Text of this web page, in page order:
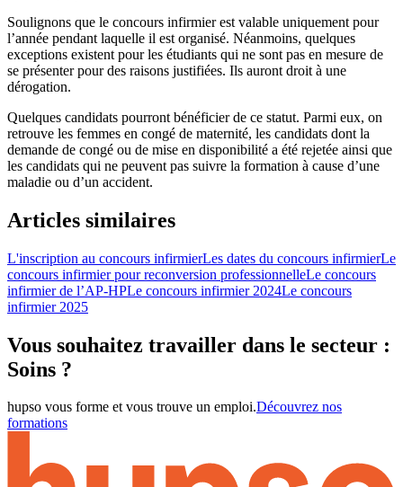
Soulignons que le concours infirmier est valable uniquement pour
l’année pendant laquelle il est organisé. Néanmoins, quelques
exceptions existent pour les étudiants qui ne sont pas en mesure de
se présenter pour des raisons justifiées. Ils auront droit à une
dérogation.
Quelques candidats pourront bénéficier de ce statut. Parmi eux, on
retrouve les femmes en congé de maternité, les candidats dont la
demande de congé ou de mise en disponibilité a été rejetée ainsi que
les candidats qui ne peuvent pas suivre la formation à cause d’une
maladie ou d’un accident.
Articles similaires
L'inscription au concours infirmierLes dates du concours infirmierLe
concours infirmier pour reconversion professionnelleLe concours
infirmier de l’AP-HPLe concours infirmier 2024Le concours
infirmier 2025
Vous souhaitez travailler dans le secteur :
Soins ?
hupso vous forme et vous trouve un emploi.Découvrez nos
formations